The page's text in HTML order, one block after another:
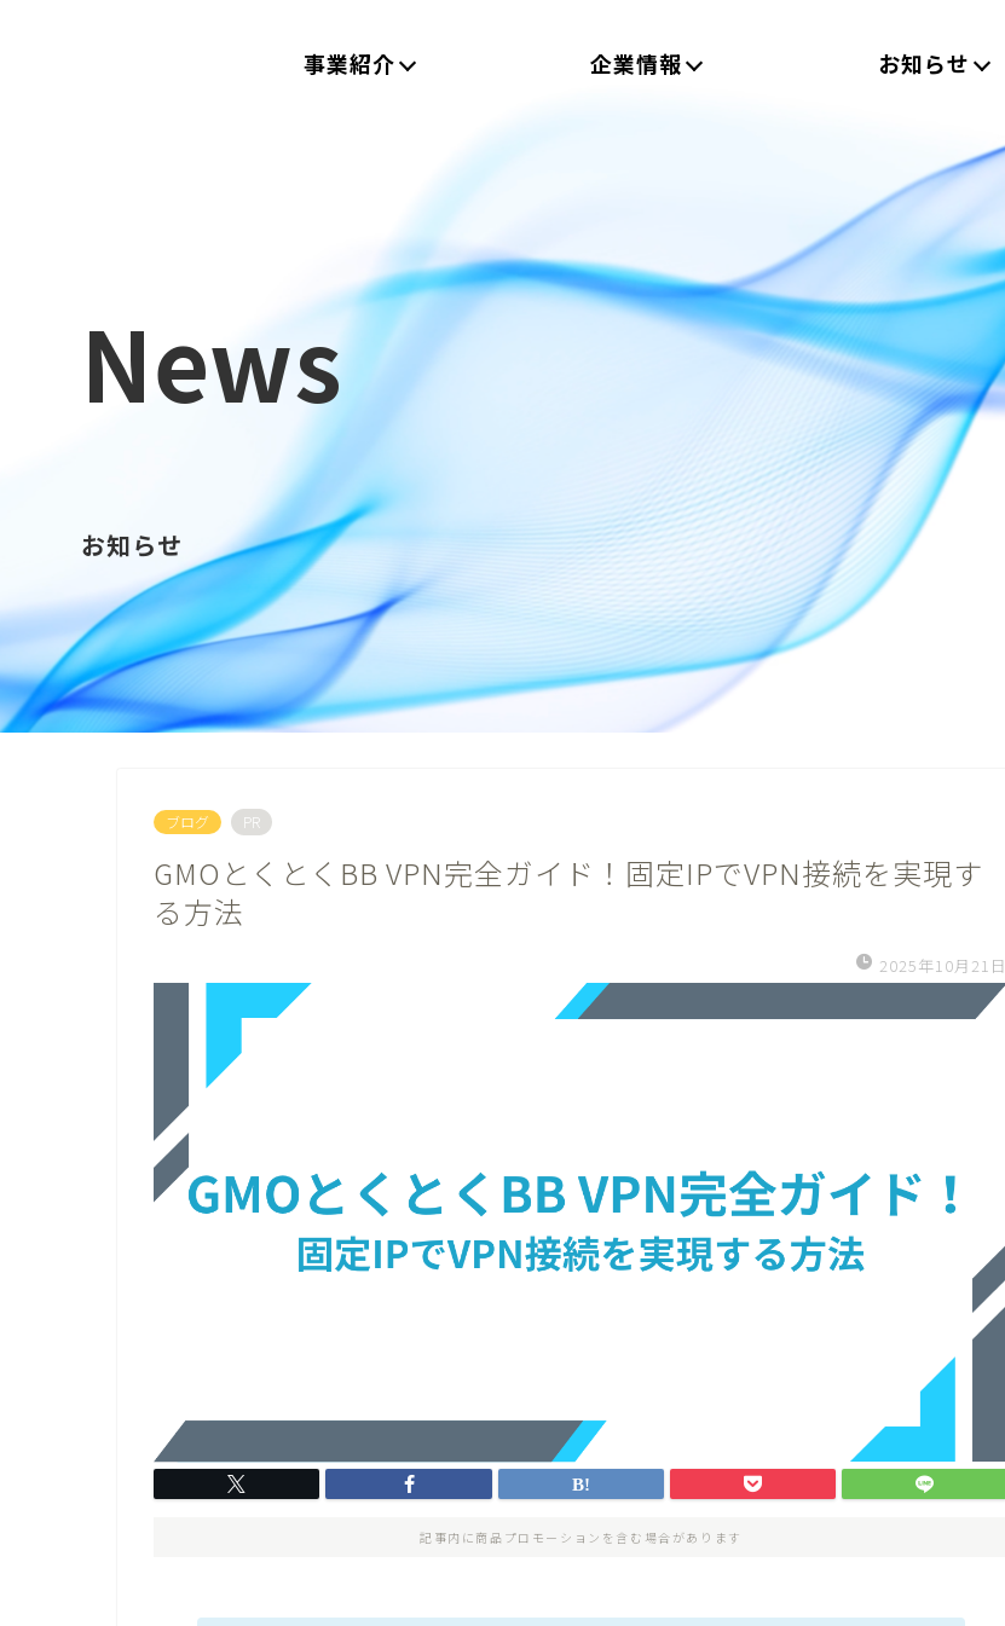
事業紹介 企業情報 お知らせ
News
お知らせ
ブログ PR
GMOとくとくBB VPN完全ガイド！固定IPでVPN接続を実現す
る方法
2025年10月21日
記事内に商品プロモーションを含む場合があります